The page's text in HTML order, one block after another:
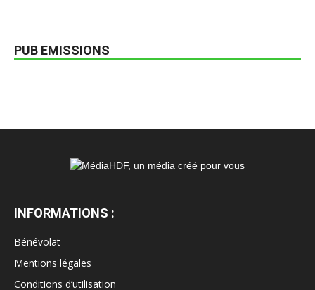
PUB EMISSIONS
INFORMATIONS :
Bénévolat
Mentions légales
Conditions d’utilisation